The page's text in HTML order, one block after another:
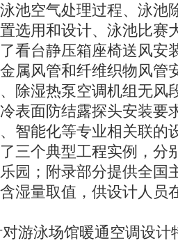
池空气处理过程、泳池
选用和设计、泳池比赛
看台静压箱座椅送风安
属风管和纤维织物风管
除湿热泵空调机组无风
表面防结露探头安装要
智能化等专业相关联的
三个典型工程实例，分
园；附录部分提供全国
湿量取值，供设计人员
泳场馆暖通空调设计